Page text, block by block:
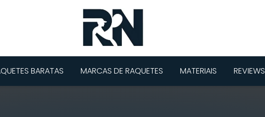
BARATAS MARCAS DE RAQUETES MATERIAIS REVIEWS